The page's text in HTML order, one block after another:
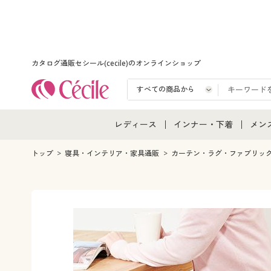
カタログ通販セシール(cecile)のオンラインショップ
レディース
レディース通販すべて
女性下着
インナー・下着
インナー・下着通販すべ
メンズ下着
ジュニア・ティーンズ下
メン
メン
メン
トップ 寝具・インテリア・家具通販 カーテン・ラグ・ファブリッ